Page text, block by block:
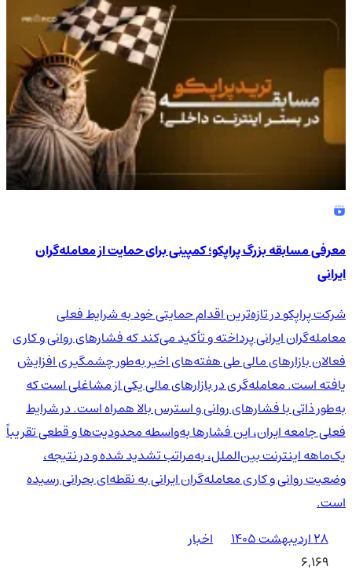
معرفی مسابقه بزرگ پراپکو؛ کمپینی برای حمایت از معامله‌گران
ایرانی
شرکت پراپکو در تازه‌ترین اقدام حمایتی خود به شرایط فعلی
معامله‌گران ایرانی پرداخته و تأکید می‌کند که فشارهای روانی و کاری
فعالان بازارهای مالی طی هفته‌های اخیر به‌طور چشمگیری افزایش
یافته است. معامله‌گری در بازارهای مالی یکی از مشاغلی است که
به‌طور ذاتی با فشارهای روانی و استرس بالا همراه است. در شرایط
فعلی جامعه ایران، این فشارها به‌واسطه محدودیت‌ها و قطعی تقریباً
یک‌ماهه اینترنت بین‌الملل، به‌مراتب تشدید شده و در نتیجه،
وضعیت روانی و کاری معامله‌گران ایرانی به نقطه‌ای بحرانی رسیده
است.
۲۸ اردیبهشت ۱۴۰۵
اخبار
6,169